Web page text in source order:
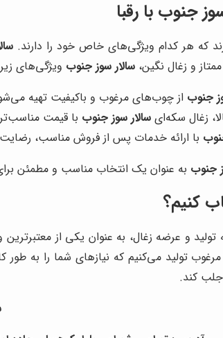
جنوب با رقبا
که هر کدام ویژگی‌های خاص خود را دارند.
و زغال نگین، سالار سوز جنوب ویژگی‌های
جنوب از چوب‌های مرغوب و باکیفیت تهیه
زغال سکه‌ای سالار سوز جنوب با قیمت
با ارائه خدمات پس از فروش مناسب،
جنوب به عنوان یک انتخاب مناسب و مطمئن
کنیم؟
تولید و عرضه زغال، به عنوان یکی از
مرغوب تولید می‌کنیم که نیازهای شما را به
کند.